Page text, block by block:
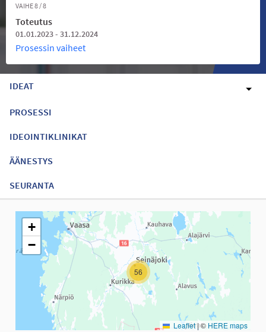
VAIHE 8 / 8
Toteutus
01.01.2023 - 31.12.2024
Prosessin vaiheet
IDEAT
PROSESSI
IDEOINTIKLINIKAT
ÄÄNESTYS
SEURANTA
Seuraavassa elementissä on kartta, joka esittää tämän
56
+
−
Leaflet |© HERE maps